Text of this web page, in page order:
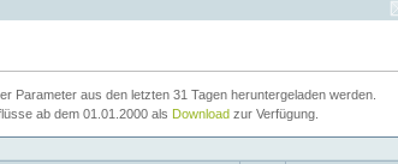
Parameter aus den letzten 31 Tagen heruntergeladen werden.
ab dem 01.01.2000 als Download zur Verfügung.